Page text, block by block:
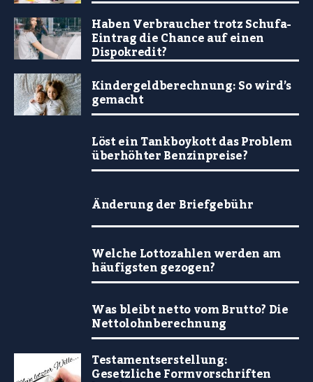
Haben Verbraucher trotz Schufa-
Eintrag die Chance auf einen
Dispokredit?
Kindergeldberechnung: So wird’s
gemacht
Löst ein Tankboykott das Problem
überhöhter Benzinpreise?
Änderung der Briefgebühr
Welche Lottozahlen werden am
häufigsten gezogen?
Was bleibt netto vom Brutto? Die
Nettolohnberechnung
Testamentserstellung:
Gesetzliche Formvorschriften